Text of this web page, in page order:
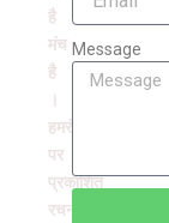
है
मंच
है
हमरंग
पर
प्रकाशित
रचनाओं
Message